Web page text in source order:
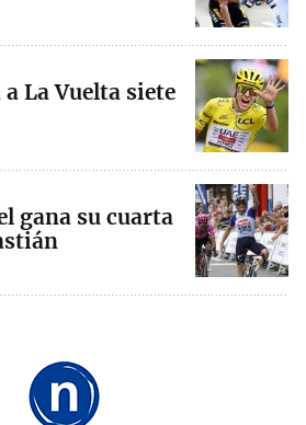
La Vuelta siete
gana su cuarta